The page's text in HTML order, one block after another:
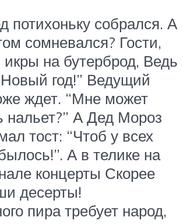
потихоньку собрался. А
сомневался? Гости,
на бутерброд, Ведь
Новый год!” Ведущий
ждет. “Мне может
нальет?” А Дед Мороз
тост: “Чтоб у всех
А в телике на
концерты Скорее
десерты!
пира требует народ,